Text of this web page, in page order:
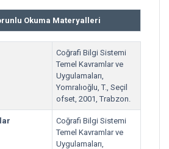
Okuma Materyalleri
Coğrafi Bilgi Sistemi
Temel Kavramlar ve
Uygulamaları,
Yomralıoğlu, T., Seçil
ofset, 2001, Trabzon.
Coğrafi Bilgi Sistemi
Temel Kavramlar ve
Uygulamaları,